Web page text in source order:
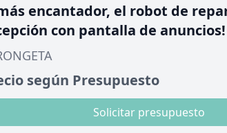
encantador, el robot de
con pantalla de anuncios!
según Presupuesto
Solicitar presupuesto